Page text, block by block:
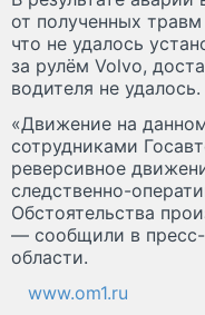
от полученных
что не удалось
за рулём Volvo,
водителя не удалось.
«Движение на
сотрудниками
реверсивное
следственно-
Обстоятельства
— сообщили в
области.
www.om1.ru